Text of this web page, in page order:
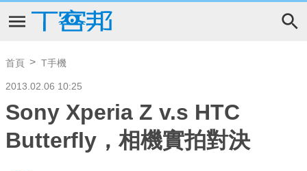
首頁 T手機
2013.02.06 10:25
Sony Xperia Z v.s HTC
Butterfly，相機實拍對決